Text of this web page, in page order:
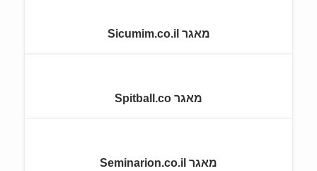
מאגר Sicumim.co.il
מאגר Spitball.co
מאגר Seminarion.co.il